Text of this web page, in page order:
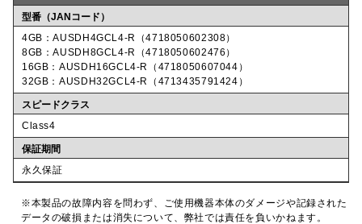
型番（JANコード）
4GB：AUSDH4GCL4-R（4718050602308）
8GB：AUSDH8GCL4-R（4718050602476）
16GB：AUSDH16GCL4-R（4718050607044）
32GB：AUSDH32GCL4-R（4713435791424）
スピードクラス
Class4
保証期間
永久保証
※本製品の故障内容を問わず、ご使用機器本体のダメージや記録された
データの破損または消失について、弊社では責任を負いかねます。